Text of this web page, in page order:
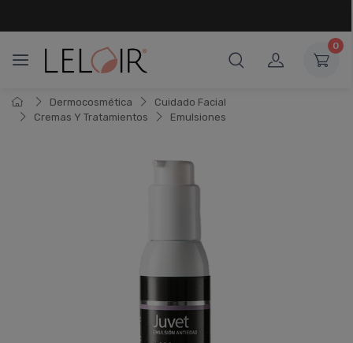
0
Dermocosmética
Cuidado Facial
Cremas Y Tratamientos
Emulsiones